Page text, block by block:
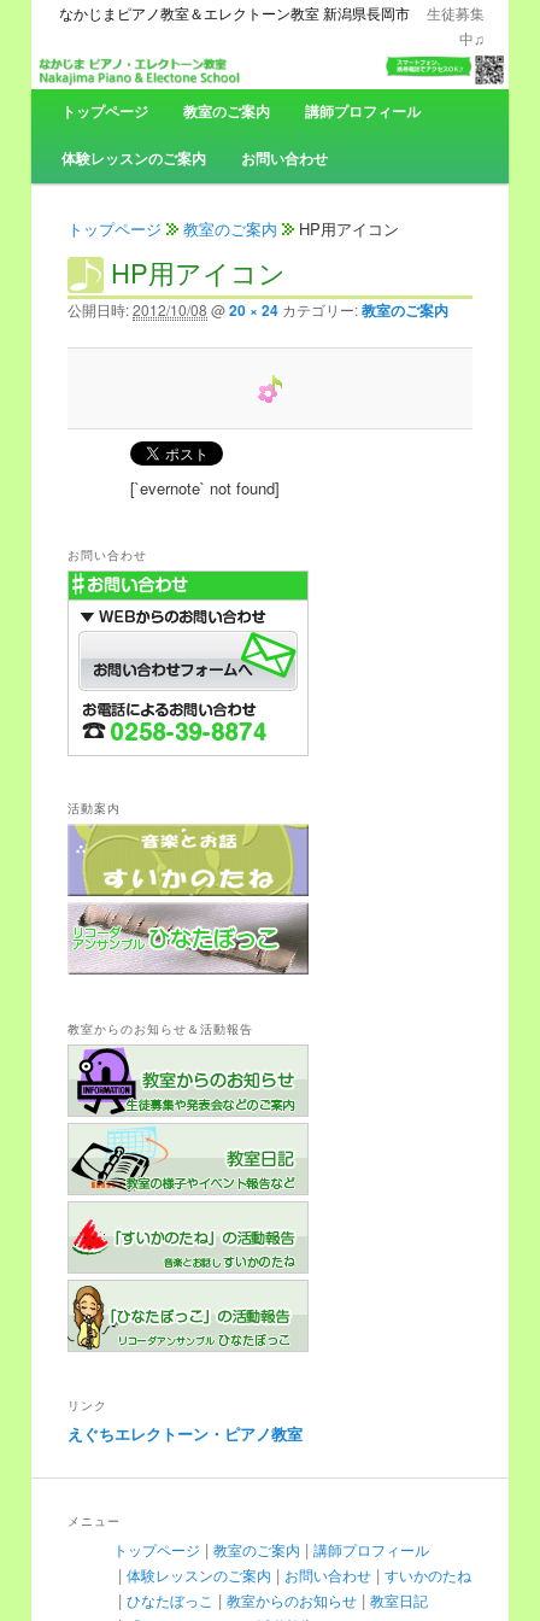
なかじまピアノ教室＆エレクトーン教室 新潟県長岡市
生徒募集
中♫
メ
イ
ン
コ
ン
ン
移
動
サ
ブ
コ
ン
テ
ツ
動
トップページ 教室のご案内 講師プロフィール
体験レッスンのご案内 お問い合わせ
トップページ 教室のご案内 HP用アイコン
HP用アイコン
公開日時:2012/10/08 @20 × 24 カテゴリー:教室のご案内
[`evernote` not found]
お問い合わせ
活動案内
教室からのお知らせ＆活動報告
リンク
えぐちエレクトーン・ピアノ教室
メニュー
トップページ 教室のご案内
講師プロフィール
体験レッスンのご案内
お問い合わせ
すいかのたね
ひなたぼっこ
教室からのお知らせ
教室日記